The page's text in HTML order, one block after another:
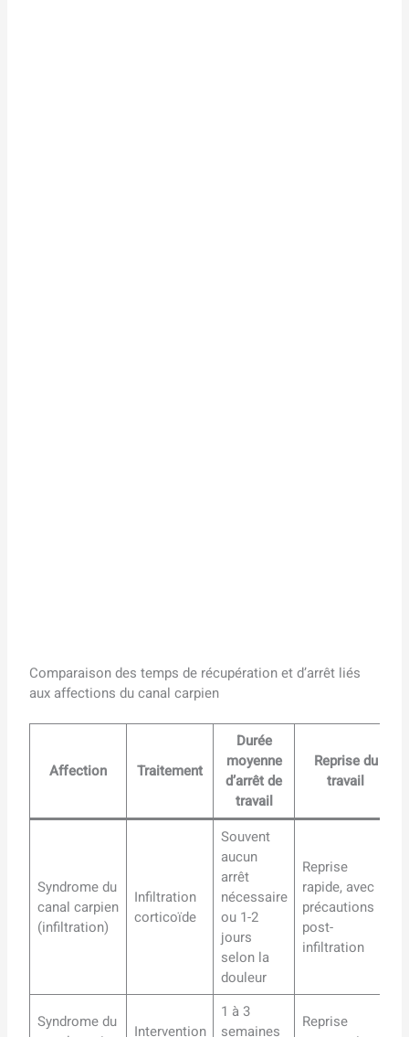
Comparaison des temps de récupération et d’arrêt liés
aux affections du canal carpien
Affection Traitement
Durée
moyenne
d’arrêt de
travail
Reprise du
travail
Syndrome du
canal carpien
(infiltration)
Infiltration
corticoïde
Souvent
aucun
arrêt
nécessaire
ou 1-2
jours
selon la
douleur
Reprise
rapide, avec
précautions
post-
infiltration
Syndrome du
Intervention
1 à 3
semaines
Reprise